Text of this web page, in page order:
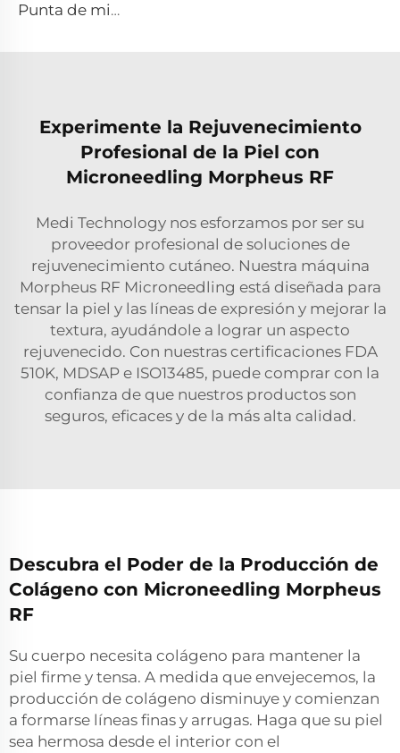
Punta de microneedling rf Sylfirm X XE-25 cartucho de Sylfirm X de Viol
Experimente la Rejuvenecimiento
Profesional de la Piel con
Microneedling Morpheus RF
Medi Technology nos esforzamos por ser su
proveedor profesional de soluciones de
rejuvenecimiento cutáneo. Nuestra máquina
Morpheus RF Microneedling está diseñada para
tensar la piel y las líneas de expresión y mejorar la
textura, ayudándole a lograr un aspecto
rejuvenecido. Con nuestras certificaciones FDA
510K, MDSAP e ISO13485, puede comprar con la
confianza de que nuestros productos son
seguros, eficaces y de la más alta calidad.
Descubra el Poder de la Producción de
Colágeno con Microneedling Morpheus
RF
Su cuerpo necesita colágeno para mantener la
piel firme y tensa. A medida que envejecemos, la
producción de colágeno disminuye y comienzan
a formarse líneas finas y arrugas. Haga que su piel
sea hermosa desde el interior con el